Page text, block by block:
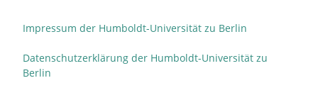
Impressum der Humboldt-Universität zu Berlin
Datenschutzerklärung der Humboldt-Universität zu
Berlin